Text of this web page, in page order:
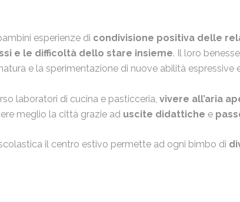
esperienze di condivisione positiva delle
e le difficoltà dello stare insieme. Il loro
e la sperimentazione di nuove abilità espressive
laboratori di cucina e pasticceria, vivere all’aria
meglio la città grazie ad uscite didattiche e
il centro estivo permette ad ogni bimbo di